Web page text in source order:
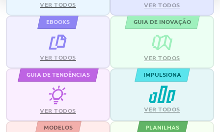
VER TODOS VER TODOS
EBOOKS
VER TODOS
GUIA DE INOVAÇÃO
VER TODOS
GUIA DE TENDÊNCIAS
VER TODOS
IMPULSIONA
VER TODOS
MODELOS PLANILHAS